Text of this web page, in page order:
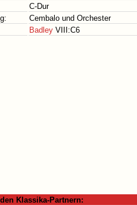
C-Dur
Cembalo und Orchester
Badley VIII:C6
Klassika-Partnern: